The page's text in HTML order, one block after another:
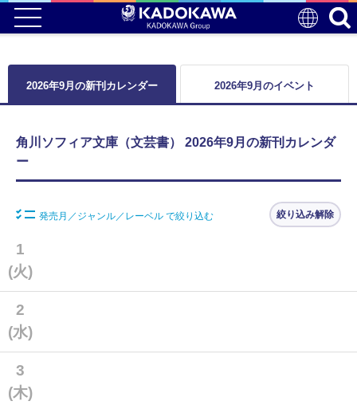
2026年9月の新刊カレンダー 2026年9月のイベント
角川ソフィア文庫（文芸書） 2026年9月の新刊カレンダ
ー
発売月／ジャンル／レーベル で絞り込む 絞り込み解除
1
(火)
2
(水)
3
(木)